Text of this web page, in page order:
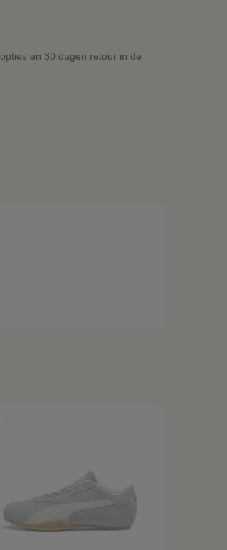
en 30 dagen retour in de